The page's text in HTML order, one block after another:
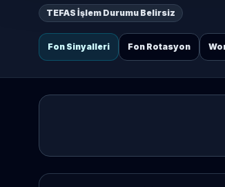
TEFAS İşlem Durumu Belirsiz
Fon Sinyalleri Fon Rotasyon